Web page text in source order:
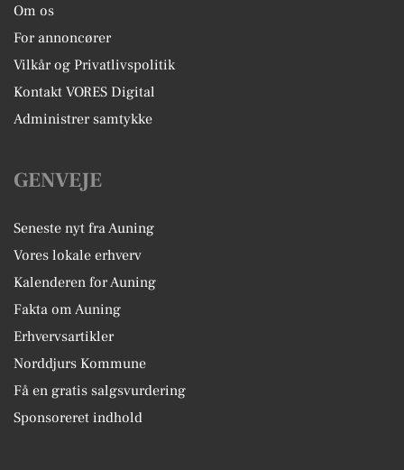
Om os
For annoncører
Vilkår og Privatlivspolitik
Kontakt VORES Digital
Administrer samtykke
GENVEJE
Seneste nyt fra Auning
Vores lokale erhverv
Kalenderen for Auning
Fakta om Auning
Erhvervsartikler
Norddjurs Kommune
Få en gratis salgsvurdering
Sponsoreret indhold